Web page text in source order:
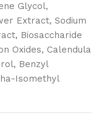
Glycol,
Extract, Sodium
Biosaccharide
Oxides, Calendula
Benzyl
Isomethyl